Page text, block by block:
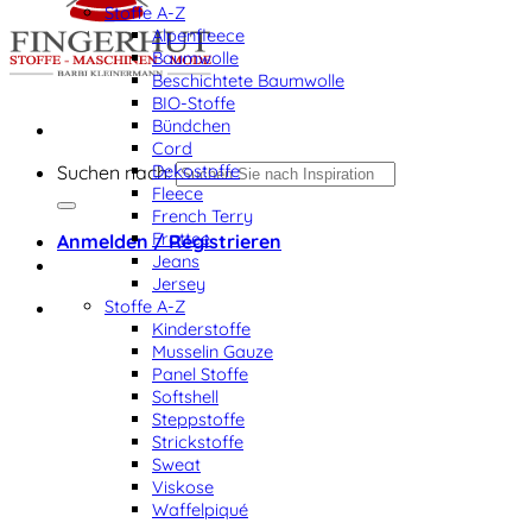
Suchen nach:
Anmelden / Registrieren
Stoffe A-Z
Alpenfleece
Baumwolle
Beschichtete Baumwolle
BIO-Stoffe
Bündchen
Cord
Dekostoffe
Fleece
French Terry
Frottee
Jeans
Jersey
Stoffe A-Z
Kinderstoffe
Musselin Gauze
Panel Stoffe
Softshell
Steppstoffe
Strickstoffe
Sweat
Viskose
Waffelpiqué